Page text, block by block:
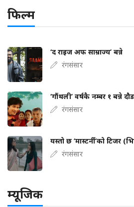
फिल्म
‘द राइज अफ साम्राज्य’ बन्ने
रंगसंसार
‘गौंथली’ वर्षकै नम्बर १ बन्ने
रंगसंसार
यस्तो छ ‘मास्टर्नी’को टिजर
रंगसंसार
म्यूजिक